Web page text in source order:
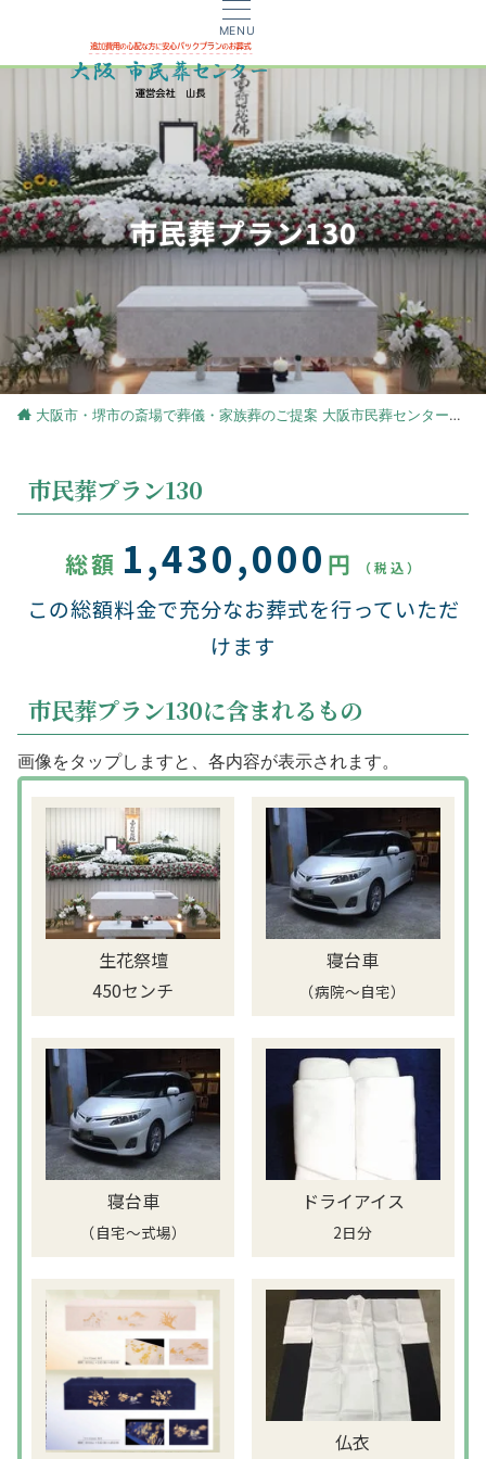
MENU
市民葬プラン130
大阪市・堺市の斎場で葬儀・家族葬のご提案 大阪市民葬センター
市民葬プラン130
総額 1,430,000 円 （税込）
この総額料金で充分なお葬式を行っていただ
けます
市民葬プラン130に含まれるもの
画像をタップしますと、各内容が表示されます。
生花祭壇
450センチ
寝台車
（病院～自宅）
寝台車
（自宅～式場）
ドライアイス
2日分
仏衣